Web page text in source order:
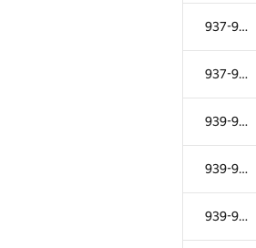
937-938
937-938
939-943
939-943
939-943